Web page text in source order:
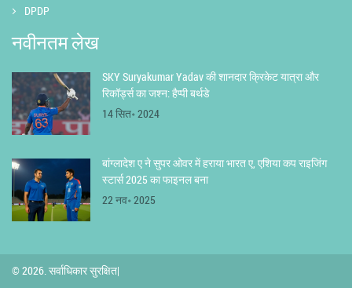
DPDP
नवीनतम लेख
SKY Suryakumar Yadav की शानदार क्रिकेट यात्रा और
रिकॉर्ड्स का जश्न: हैप्पी बर्थडे
14 सित॰ 2024
बांग्लादेश ए ने सुपर ओवर में हराया भारत ए, एशिया कप राइजिंग
स्टार्स 2025 का फाइनल बना
22 नव॰ 2025
© 2026. सर्वाधिकार सुरक्षित|